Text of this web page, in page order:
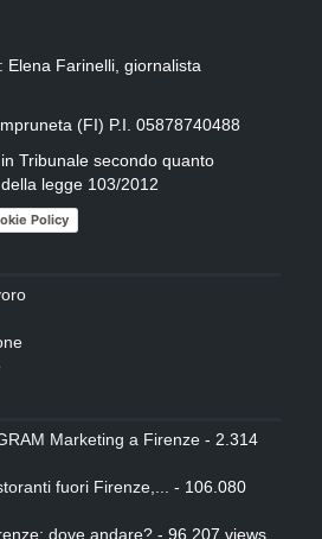
Elena Farinelli, giornalista
(FI) P.I. 05878740488
Tribunale secondo quanto
legge 103/2012
Policy
Marketing a Firenze - 2.314
fuori Firenze,... - 106.080
dove andare? - 96.207 views